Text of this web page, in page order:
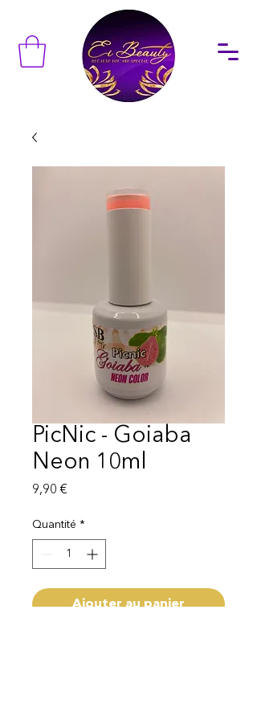
PicNic - Goiaba
Neon 10ml
9,90 €Prix
Quantité *
Ajouter au panier